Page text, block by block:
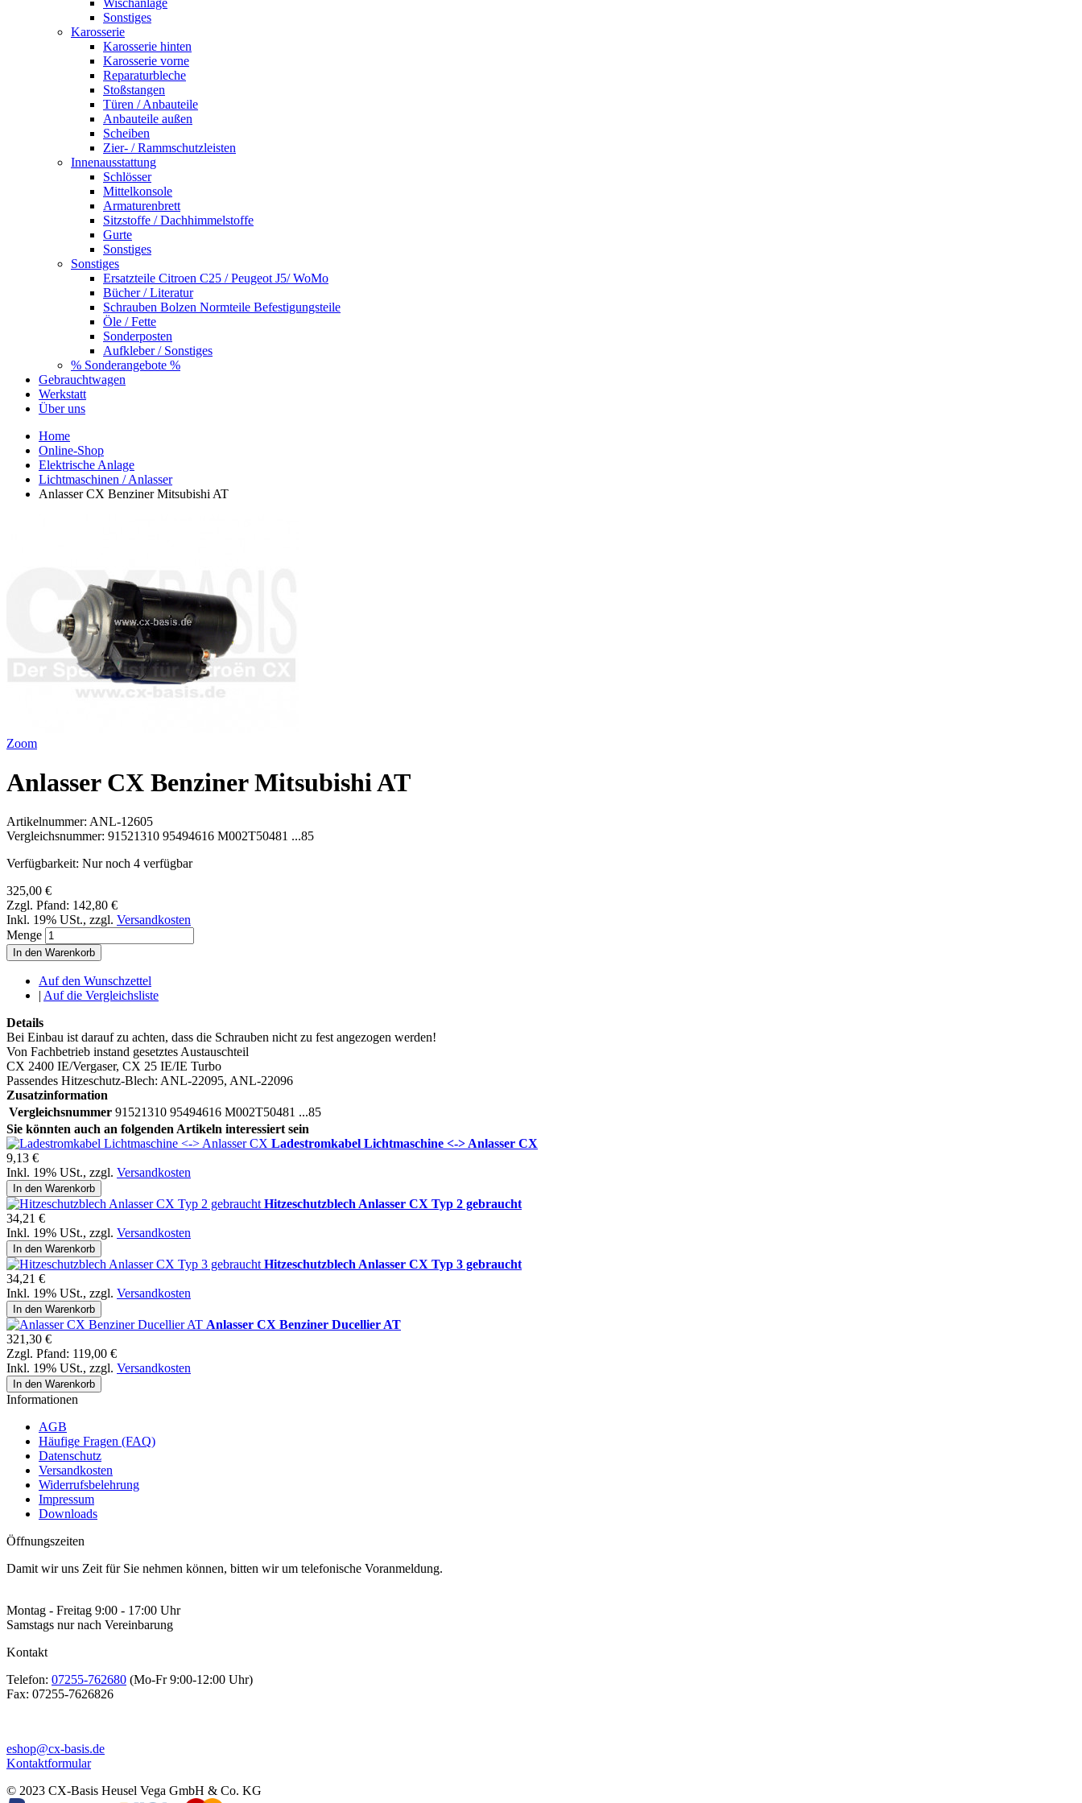
Sonstiges
Karosserie
Karosserie hinten
Karosserie vorne
Reparaturbleche
Stoßstangen
Türen / Anbauteile
Anbauteile außen
Scheiben
Zier- / Rammschutzleisten
Innenausstattung
Schlösser
Mittelkonsole
Armaturenbrett
Sitzstoffe / Dachhimmelstoffe
Gurte
Sonstiges
Sonstiges
Ersatzteile Citroen C25 / Peugeot J5/ WoMo
Bücher / Literatur
Schrauben Bolzen Normteile Befestigungsteile
Öle / Fette
Sonderposten
Aufkleber / Sonstiges
% Sonderangebote %
Gebrauchtwagen
Werkstatt
Über uns
Home
Online-Shop
Elektrische Anlage
Lichtmaschinen / Anlasser
Anlasser CX Benziner Mitsubishi AT
Zoom
Anlasser CX Benziner Mitsubishi AT
Artikelnummer: ANL-12605
Vergleichsnummer: 91521310 95494616 M002T50481 ...85
Verfügbarkeit: Nur noch 4 verfügbar
325,00 €
Zzgl. Pfand: 142,80 €
Inkl. 19% USt., zzgl. Versandkosten
Menge
In den Warenkorb
Auf den Wunschzettel
| Auf die Vergleichsliste
Details
Bei Einbau ist darauf zu achten, dass die Schrauben nicht zu fest angezogen werden!
Von Fachbetrieb instand gesetztes Austauschteil
CX 2400 IE/Vergaser, CX 25 IE/IE Turbo
Passendes Hitzeschutz-Blech: ANL-22095, ANL-22096
Zusatzinformation
Vergleichsnummer 91521310 95494616 M002T50481 ...85
Sie könnten auch an folgenden Artikeln interessiert sein
Ladestromkabel Lichtmaschine <-> Anlasser CX
9,13 €
Inkl. 19% USt., zzgl. Versandkosten
In den Warenkorb
Hitzeschutzblech Anlasser CX Typ 2 gebraucht
34,21 €
Inkl. 19% USt., zzgl. Versandkosten
In den Warenkorb
Hitzeschutzblech Anlasser CX Typ 3 gebraucht
34,21 €
Inkl. 19% USt., zzgl. Versandkosten
In den Warenkorb
Anlasser CX Benziner Ducellier AT
321,30 €
Zzgl. Pfand: 119,00 €
Inkl. 19% USt., zzgl. Versandkosten
In den Warenkorb
Informationen
AGB
Häufige Fragen (FAQ)
Datenschutz
Versandkosten
Widerrufsbelehrung
Impressum
Downloads
Öffnungszeiten
Damit wir uns Zeit für Sie nehmen können, bitten wir um telefonische Voranmeldung.
Montag - Freitag 9:00 - 17:00 Uhr
Samstags nur nach Vereinbarung
Kontakt
Telefon: 07255-762680 (Mo-Fr 9:00-12:00 Uhr)
Fax: 07255-7626826
eshop@cx-basis.de
Kontaktformular
© 2023 CX-Basis Heusel Vega GmbH & Co. KG